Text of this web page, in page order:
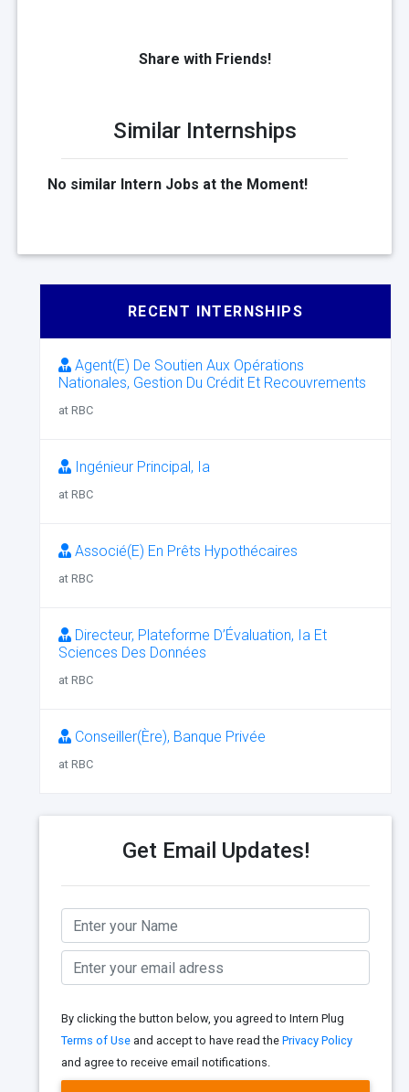
Share with Friends!
Similar Internships
No similar Intern Jobs at the Moment!
RECENT INTERNSHIPS
Agent(E) De Soutien Aux Opérations
Nationales, Gestion Du Crédit Et Recouvrements
at RBC
Ingénieur Principal, Ia
at RBC
Associé(E) En Prêts Hypothécaires
at RBC
Directeur, Plateforme D’Évaluation, Ia Et
Sciences Des Données
at RBC
Conseiller(Ère), Banque Privée
at RBC
Get Email Updates!
By clicking the button below, you agreed to Intern Plug
Terms of Use and accept to have read the Privacy Policy
and agree to receive email notifications.